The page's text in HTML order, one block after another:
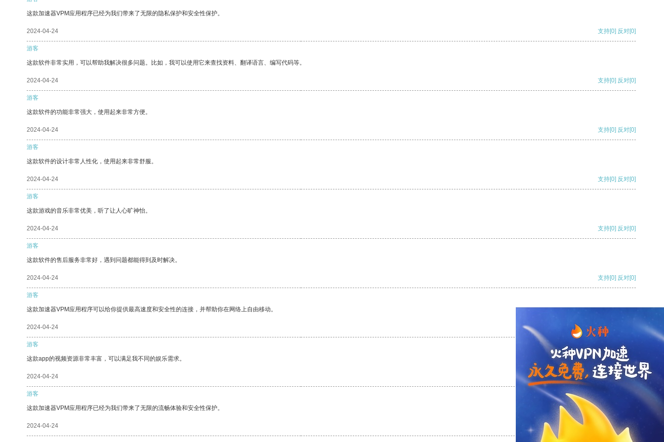
这款加速器VPM应用程序已经为我们带来了无限的隐私保护和安全性保护。
2024-04-24 支持[0] 反对[0]
游客
这款软件非常实用，可以帮助我解决很多问题。比如，我可以使用它来查找资料、翻译语言、编写代码等。
2024-04-24 支持[0] 反对[0]
游客
这款软件的功能非常强大，使用起来非常方便。
2024-04-24 支持[0] 反对[0]
游客
这款软件的设计非常人性化，使用起来非常舒服。
2024-04-24 支持[0] 反对[0]
游客
这款游戏的音乐非常优美，听了让人心旷神怡。
2024-04-24 支持[0] 反对[0]
游客
这款软件的售后服务非常好，遇到问题都能得到及时解决。
2024-04-24 支持[0] 反对[0]
游客
这款加速器VPM应用程序可以给你提供最高速度和安全性的连接，并帮助你在网络上自由移动。
2024-04-24 支持
游客
这款app的视频资源非常丰富，可以满足我不同的娱乐需求。
2024-04-24 支持[0] 反对[0]
游客
这款加速器VPM应用程序已经为我们带来了无限的流畅体验和安全性保护。
2024-04-24 支持[0] 反对[0]